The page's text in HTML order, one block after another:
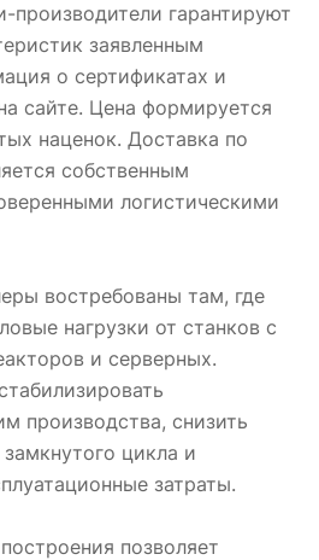
производители гарантируют
заявленным
о сертификатах и
сайте. Цена формируется
наценок. Доставка по
собственным
логистическими
востребованы там, где
нагрузки от станков с
и серверных.
производства, снизить
цикла и
затраты.
позволяет